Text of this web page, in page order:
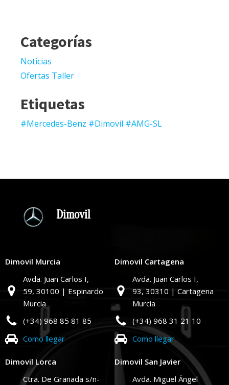
Categorías
Noticias
Ofertas Taller
Etiquetas
#Mercedes-Benz #Dimovil #AMG-SL
Dimovil
Dimovil Murcia
Avda. Juan Carlos I,
59, 30100 | Espinardo
Murcia
(+34) 968 85 81 85
Como llegar
Dimovil Cartagena
Avda. Juan Carlos I,
93, 30310 | Cartagena
Murcia
(+34) 968 31 21 10
Como llegar
Dimovil Lorca
Ctra. De Granada s/n-
Dimovil San Javier
Avda. Miguel Ángel